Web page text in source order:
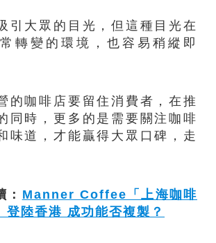
大眾的目光，但這種目光在
轉變的環境，也容易稍縱即
咖啡店要留住消費者，在推
同時，更多的是需要關注咖啡
味道，才能贏得大眾口碑，走
： Manner Coffee「上海咖啡
登陸香港 成功能否複製？